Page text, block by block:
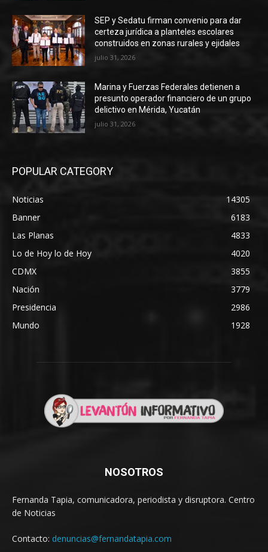
SEP y Sedatu firman convenio para dar
certeza jurídica a planteles escolares
construidos en zonas rurales y ejidales
julio 31, 2026
Marina y Fuerzas Federales detienen a
presunto operador financiero de un grupo
delictivo en Mérida, Yucatán
julio 31, 2026
POPULAR CATEGORY
Noticias
14305
Banner
6183
Las Planas
4833
Lo de Hoy lo de Hoy
4020
CDMX
3855
Nación
3779
Presidencia
2986
Mundo
1928
NOSOTROS
Fernanda Tapia, comunicadora, periodista y disruptora. Centro
de Noticias
Contacto: denuncias@fernandatapia.com